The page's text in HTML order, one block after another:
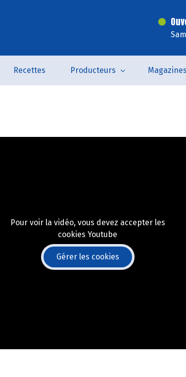
Recettes Producteurs Magazines
Pour voir la vidéo, vous devez accepter les
cookies Youtube
Gérer les cookies